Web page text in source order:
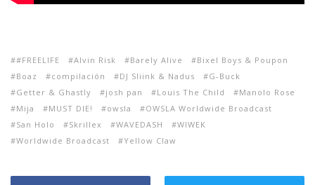
#FREELIFE Alvin Risk Barely Alive
Bixel Boys & Poupon
Boaz
compilación DJ Sliink & Nadus
G-Buck
Getter & Ghastly
josh pan Louis The Child
Manolo Rose
Mija
MUST DIE! owsla
OWSLA Worldwide Broadcast
San Holo
Skrillex WAVEDASH
WIWEK
Worldwide Broadcast
Yellow Claw